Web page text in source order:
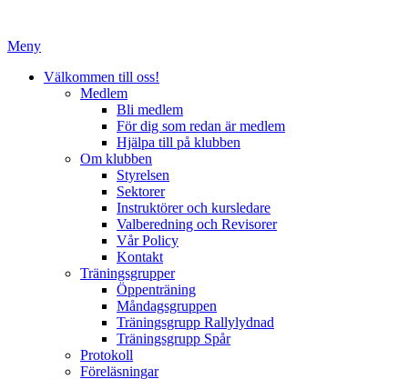
innehåll
Meny
Välkommen till oss!
Medlem
Bli medlem
För dig som redan är medlem
Hjälpa till på klubben
Om klubben
Styrelsen
Sektorer
Instruktörer och kursledare
Valberedning och Revisorer
Vår Policy
Kontakt
Träningsgrupper
Öppenträning
Måndagsgruppen
Träningsgrupp Rallylydnad
Träningsgrupp Spår
Protokoll
Föreläsningar